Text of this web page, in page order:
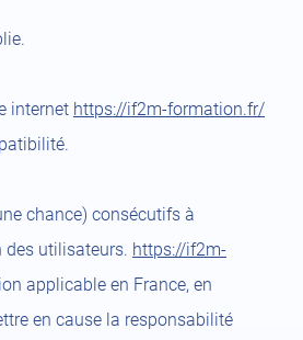
internet https://if2m-formation.fr/
chance) consécutifs à
des utilisateurs. https://if2m-
applicable en France, en
en cause la responsabilité